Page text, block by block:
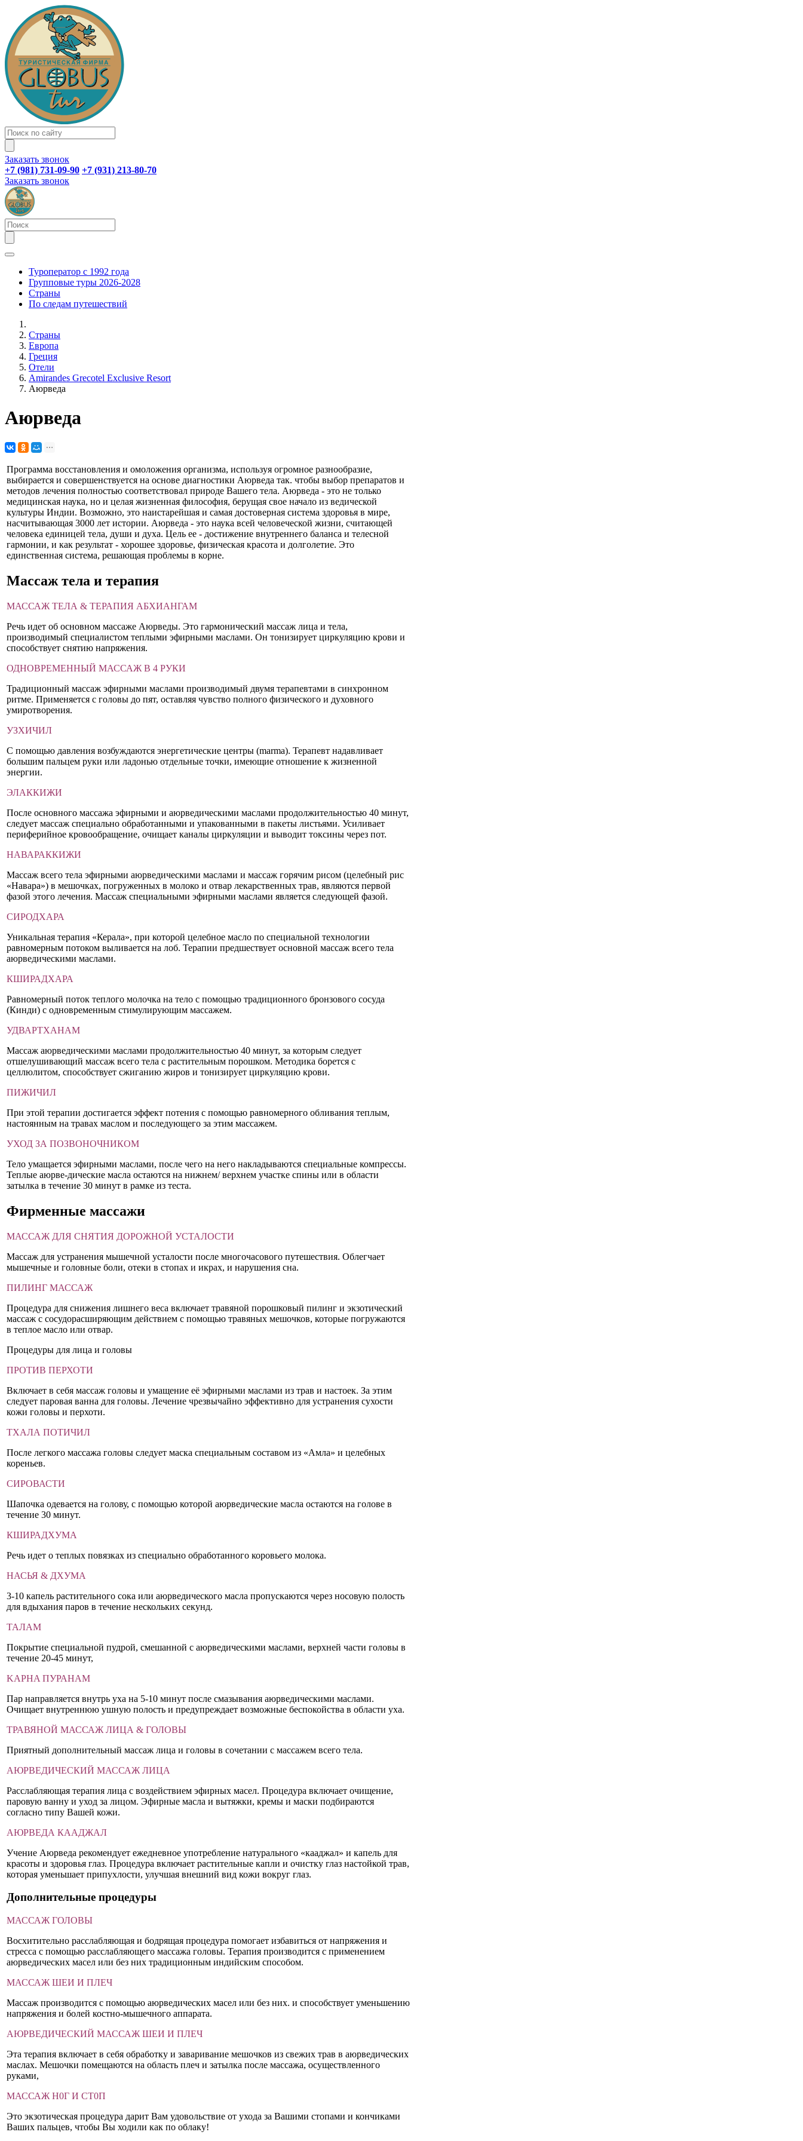
Заказать звонок
+7 (981) 731-09-90 +7 (931) 213-80-70
Заказать звонок
Туроператор с 1992 года
Групповые туры 2026-2028
Страны
По следам путешествий
Страны
Европа
Греция
Отели
Amirandes Grecotel Exclusive Resort
Аюрведа
Аюрведа
Программа восстановления и омоложения организма, используя огромное разнообразие,
выбирается и совершенствуется на основе диагностики Аюрведа так. чтобы выбор препаратов и
методов лечения полностью соответствовал природе Вашего тела. Аюрведа - это не только
медицинская наука, но и целая жизненная философия, берущая свое начало из ведической
культуры Индии. Возможно, это наистарейшая и самая достоверная система здоровья в мире,
насчитывающая 3000 лет истории. Аюрведа - это наука всей человеческой жизни, считающей
человека единицей тела, души и духа. Цель ее - достижение внутреннего баланса и телесной
гармонии, и как результат - хорошее здоровье, физическая красота и долголетие. Это
единственная система, решающая проблемы в корне.
Массаж тела и терапия
МАССАЖ ТЕЛА & ТЕРАПИЯ АБХИАНГАМ
Речь идет об основном массаже Аюрведы. Это гармонический массаж лица и тела,
производимый специалистом теплыми эфирными маслами. Он тонизирует циркуляцию крови и
способствует снятию напряжения.
ОДНОВРЕМЕННЫЙ МАССАЖ В 4 РУКИ
Традиционный массаж эфирными маслами производимый двумя терапевтами в синхронном
ритме. Применяется с головы до пят, оставляя чувство полного физического и духовного
умиротворения.
УЗХИЧИЛ
С помощью давления возбуждаются энергетические центры (marma). Терапевт надавливает
большим пальцем руки или ладонью отдельные точки, имеющие отношение к жизненной
энергии.
ЭЛАККИЖИ
После основного массажа эфирными и аюрведическими маслами продолжительностью 40 минут,
следует массаж специально обработанными и упакованными в пакеты листьями. Усиливает
периферийное кровообращение, очищает каналы циркуляции и выводит токсины через пот.
НАВАРАККИЖИ
Массаж всего тела эфирными аюрведическими маслами и массаж горячим рисом (целебный рис
«Навара») в мешочках, погруженных в молоко и отвар лекарственных трав, являются первой
фазой этого лечения. Массаж специальными эфирными маслами является следующей фазой.
СИРОДХАРА
Уникальная терапия «Керала», при которой целебное масло по специальной технологии
равномерным потоком выливается на лоб. Терапии предшествует основной массаж всего тела
аюрведическими маслами.
КШИРАДХАРА
Равномерный поток теплого молочка на тело с помощью традиционного бронзового сосуда
(Кинди) с одновременным стимулирующим массажем.
УДВАРТХАНАМ
Массаж аюрведическими маслами продолжительностью 40 минут, за которым следует
отшелушивающий массаж всего тела с растительным порошком. Методика борется с
целлюлитом, способствует сжиганию жиров и тонизирует циркуляцию крови.
ПИЖИЧИЛ
При этой терапии достигается эффект потения с помощью равномерного обливания теплым,
настоянным на травах маслом и последующего за этим массажем.
УХОД ЗА ПОЗВОНОЧНИКОМ
Тело умащается эфирными маслами, после чего на него накладываются специальные компрессы.
Теплые аюрве-дические масла остаются на нижнем/ верхнем участке спины или в области
затылка в течение 30 минут в рамке из теста.
Фирменные массажи
МАССАЖ ДЛЯ СНЯТИЯ ДОРОЖНОЙ УСТАЛОСТИ
Массаж для устранения мышечной усталости после многочасового путешествия. Облегчает
мышечные и головные боли, отеки в стопах и икрах, и нарушения сна.
ПИЛИНГ МАССАЖ
Процедура для снижения лишнего веса включает травяной порошковый пилинг и экзотический
массаж с сосудорасширяющим действием с помощью травяных мешочков, которые погружаются
в теплое масло или отвар.
Процедуры для лица и головы
ПРОТИВ ПЕРХОТИ
Включает в себя массаж головы и умащение её эфирными маслами из трав и настоек. За этим
следует паровая ванна для головы. Лечение чрезвычайно эффективно для устранения сухости
кожи головы и перхоти.
ТХАЛА ПОТИЧИЛ
После легкого массажа головы следует маска специальным составом из «Амла» и целебных
кореньев.
СИРОВАСТИ
Шапочка одевается на голову, с помощью которой аюрведические масла остаются на голове в
течение 30 минут.
КШИРАДХУМА
Речь идет о теплых повязках из специально обработанного коровьего молока.
НАСЬЯ & ДХУМА
3-10 капель растительного сока или аюрведического масла пропускаются через носовую полость
для вдыхания паров в течение нескольких секунд.
ТАЛАМ
Покрытие специальной пудрой, смешанной с аюрведическими маслами, верхней части головы в
течение 20-45 минут,
KAPHA ПУРАНАМ
Пар направляется внутрь уха на 5-10 минут после смазывания аюрведическими маслами.
Очищает внутреннюю ушную полость и предупреждает возможные беспокойства в области уха.
ТРАВЯНОЙ МАССАЖ ЛИЦА & ГОЛОВЫ
Приятный дополнительный массаж лица и головы в сочетании с массажем всего тела.
АЮРВЕДИЧЕСКИЙ МАССАЖ ЛИЦА
Расслабляющая терапия лица с воздействием эфирных масел. Процедура включает очищение,
паровую ванну и уход за лицом. Эфирные масла и вытяжки, кремы и маски подбираются
согласно типу Вашей кожи.
АЮРВЕДА КААДЖАЛ
Учение Аюрведа рекомендует ежедневное употребление натурального «кааджал» и капель для
красоты и здоровья глаз. Процедура включает растительные капли и очистку глаз настойкой трав,
которая уменьшает припухлости, улучшая внешний вид кожи вокруг глаз.
Дополнительные процедуры
МАССАЖ ГОЛОВЫ
Восхитительно расслабляющая и бодрящая процедура помогает избавиться от напряжения и
стресса с помощью расслабляющего массажа головы. Терапия производится с применением
аюрведических масел или без них традиционным индийским способом.
МАССАЖ ШЕИ И ПЛЕЧ
Массаж производится с помощью аюрведических масел или без них. и способствует уменьшению
напряжения и болей костно-мышечного аппарата.
АЮРВЕДИЧЕСКИЙ МАССАЖ ШЕИ И ПЛЕЧ
Эта терапия включает в себя обработку и заваривание мешочков из свежих трав в аюрведических
маслах. Мешочки помещаются на область плеч и затылка после массажа, осуществленного
руками,
МАССАЖ Н0Г И СТ0П
Это экзотическая процедура дарит Вам удовольствие от ухода за Вашими стопами и кончиками
Ваших пальцев, чтобы Вы ходили как по облаку!